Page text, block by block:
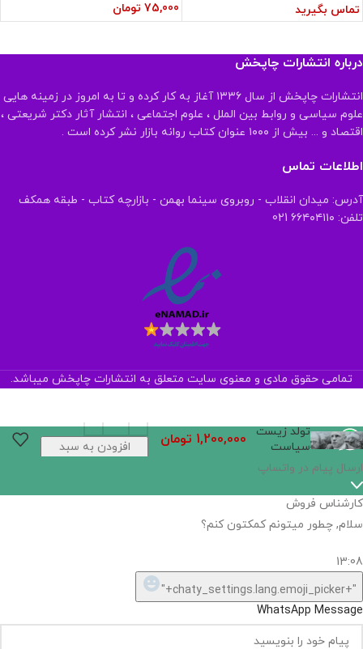
تماس بگیرید 75,000 تومان
درباره انتشارات چاپخش
انتشارات چاپخش از سال ۱۳۳۶ آغاز به کار کرده و تا به امروز در زمینه هایی
علوم سیاسی و روابط بین الملل ، علوم اجتماعی ، انتشار آثار دکتر شریعتی ،
اقتصاد و ... بیش از ۱۰۰۰ عنوان کتاب روانه بازار نشر کرده است .
اطلاعات تماس
آدرس: میدان انقلاب - روبروی سینما بهمن - بازارچه کتاب - طبقه همکف
تلفن: ۶۶۴۰۴۱۱۰ 021
تمامی حقوق مادی و معنوی سایت متعلق به انتشارات چاپخش میباشد.
تولد زیست
سیاست
1,200,000 تومان
افزودن به سبد
ارسال پیام در واتساپ
کارشناس فروش
سلام, چطور میتونم کمکتون کنم؟
13:08
"+chaty_settings.lang.emoji_picker+"
WhatsApp Message